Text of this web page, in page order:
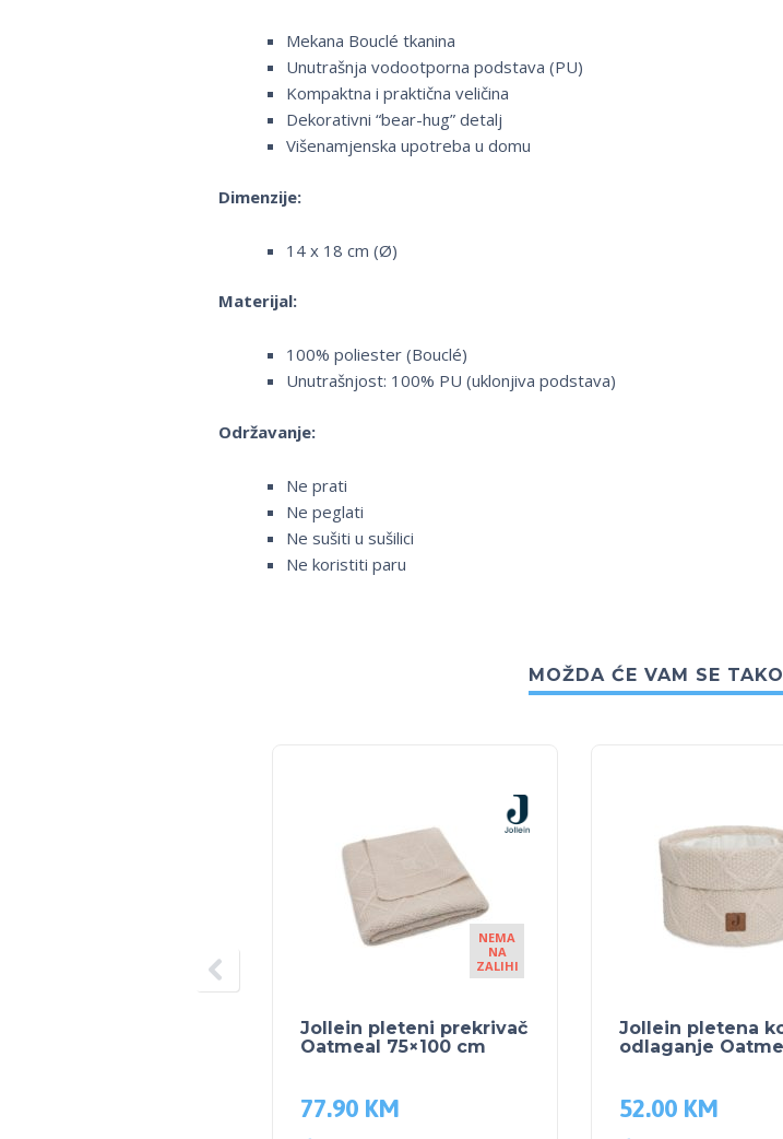
Mekana Bouclé tkanina
Unutrašnja vodootporna podstava (PU)
Kompaktna i praktična veličina
Dekorativni “bear-hug” detalj
Višenamjenska upotreba u domu
Dimenzije:
14 x 18 cm (Ø)
Materijal:
100% poliester (Bouclé)
Unutrašnjost: 100% PU (uklonjiva podstava)
Održavanje:
Ne prati
Ne peglati
Ne sušiti u sušilici
Ne koristiti paru
MOŽDA ĆE VAM SE
NEMA
NA
ZALIHI
Jollein pleteni prekrivač
Oatmeal 75×100 cm
77.90 KM
Jollein pletena
odlaganje
52.00 KM